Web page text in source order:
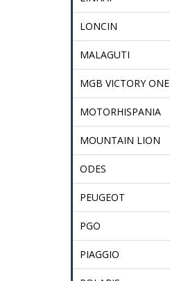
LONCIN
MALAGUTI
MGB VICTORY ONE
MOTORHISPANIA
MOUNTAIN LION
ODES
PEUGEOT
PGO
PIAGGIO